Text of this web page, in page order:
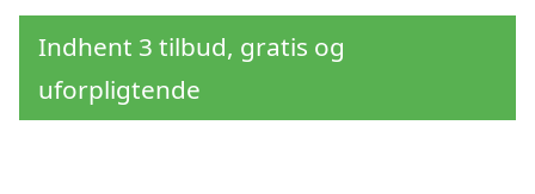
Indhent 3 tilbud, gratis og
uforpligtende